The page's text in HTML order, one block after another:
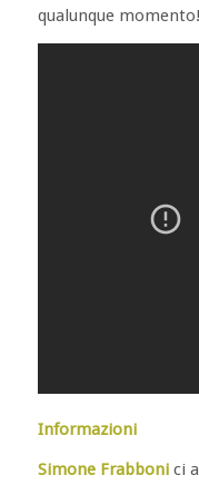
qualunque momento!
Informazioni
Simone Frabbonici